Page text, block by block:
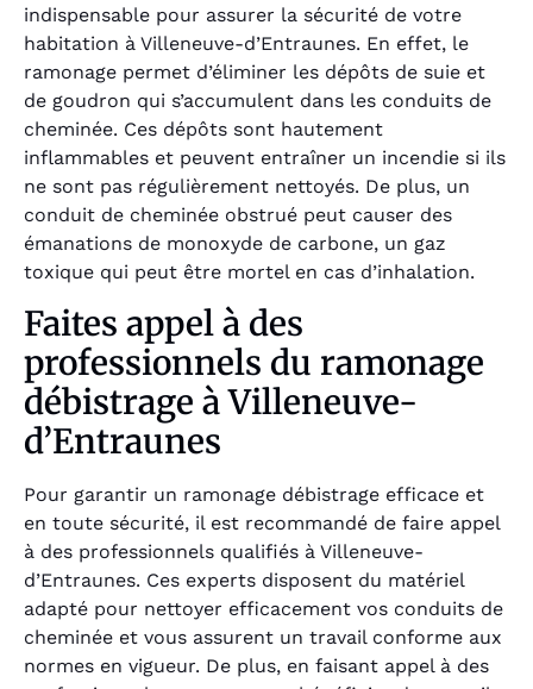
indispensable pour assurer la sécurité de votre
habitation à Villeneuve-d’Entraunes. En effet, le
ramonage permet d’éliminer les dépôts de suie et
de goudron qui s’accumulent dans les conduits de
cheminée. Ces dépôts sont hautement
inflammables et peuvent entraîner un incendie si ils
ne sont pas régulièrement nettoyés. De plus, un
conduit de cheminée obstrué peut causer des
émanations de monoxyde de carbone, un gaz
toxique qui peut être mortel en cas d’inhalation.
Faites appel à des
professionnels du ramonage
débistrage à Villeneuve-
d’Entraunes
Pour garantir un ramonage débistrage efficace et
en toute sécurité, il est recommandé de faire appel
à des professionnels qualifiés à Villeneuve-
d’Entraunes. Ces experts disposent du matériel
adapté pour nettoyer efficacement vos conduits de
cheminée et vous assurent un travail conforme aux
normes en vigueur. De plus, en faisant appel à des